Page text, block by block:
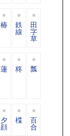
椿 鉄
線
田
字
草
蓮 柊 瓢
夕
顔
楪 百
合